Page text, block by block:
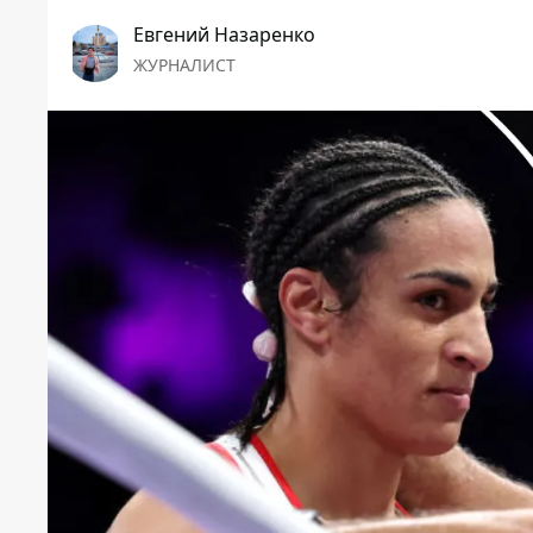
Евгений Назаренко
ЖУРНАЛИСТ